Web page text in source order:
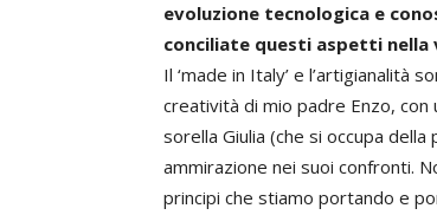
evoluzione tecnologica e
conciliate questi aspetti
Il ‘made in Italy’ e l’artigianalità
creatività di mio padre Enzo, con
sorella Giulia (che si occupa
ammirazione nei suoi confronti.
principi che stiamo portando e